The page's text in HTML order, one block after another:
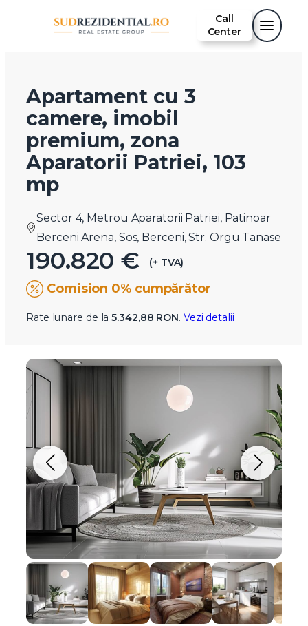
Call
Center
Apartament cu 3
camere, imobil
premium, zona
Aparatorii Patriei, 103
mp
Sector 4, Metrou Aparatorii Patriei, Patinoar
Berceni Arena, Sos, Berceni, Str. Orgu Tanase
190.820 € (+ TVA)
Comision 0% cumpărător
Rate lunare de la5.342,88 RON. Vezi detalii